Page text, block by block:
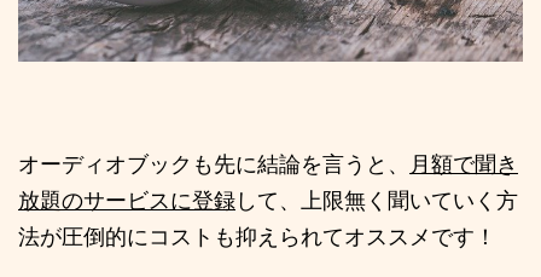
オーディオブックも先に結論を言うと、
月額で聞き
放題のサービスに登録して、上限無く聞いていく方
法が圧倒的にコストも抑えられてオススメです！